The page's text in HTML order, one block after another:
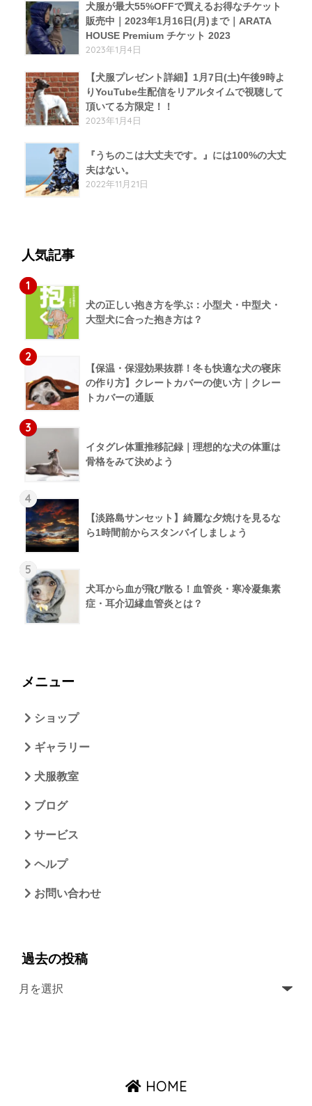
犬服が最大55%OFFで買えるお得なチケット
販売中｜2023年1月16日(月)まで｜ARATA
HOUSE Premium チケット 2023
2023年1月4日
【犬服プレゼント詳細】1月7日(土)午後9時よ
りYouTube生配信をリアルタイムで視聴して
頂いてる方限定！！
2023年1月4日
『うちのこは大丈夫です。』には100%の大丈
夫はない。
2022年11月21日
人気記事
1
犬の正しい抱き方を学ぶ：小型犬・中型犬・
大型犬に合った抱き方は？
2
【保温・保湿効果抜群！冬も快適な犬の寝床
の作り方】クレートカバーの使い方｜クレー
トカバーの通販
3
イタグレ体重推移記録｜理想的な犬の体重は
骨格をみて決めよう
4
【淡路島サンセット】綺麗な夕焼けを見るな
ら1時間前からスタンバイしましょう
5
犬耳から血が飛び散る！血管炎・寒冷凝集素
症・耳介辺縁血管炎とは？
メニュー
ショップ
ギャラリー
犬服教室
ブログ
サービス
ヘルプ
お問い合わせ
過去の投稿
HOME